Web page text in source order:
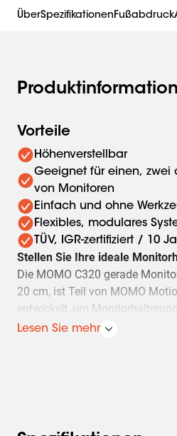
ÜberSpezifikationenFußabdruck
Vorteile
Höhenverstellbar
Geeignet für einen, zwei
von Monitoren
Einfach und ohne
Flexibles, modulares
TÜV, IGR-zertifiziert / 10
Stellen Sie Ihre ideale
Die MOMO C320 gerade
20 cm, ist Teil von MOMO
entwickelt, um
gemeinsam zu montieren.
Lesen Sie mehr